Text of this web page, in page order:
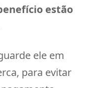
estão
ele em
para evitar